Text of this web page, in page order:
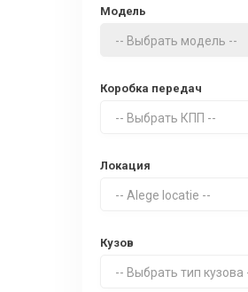
Модель
-- Выбрать модель --
Коробка передач
-- Выбрать КПП --
Локация
-- Alege locatie --
Кузов
-- Выбрать тип кузова